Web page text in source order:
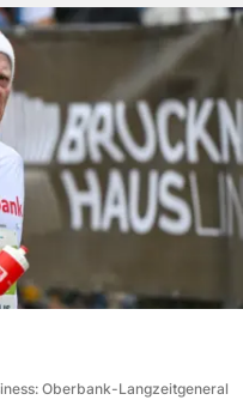
Oberbank-Langzeitgeneral